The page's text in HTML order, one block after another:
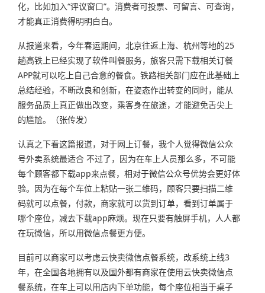
化，比如加入“评议窗口”。消费者可投票、可留言、可查询，
才能真正消费得明明白白。
从报道来看，今年春运期间，北京往返上海、杭州等地的25
趟高铁上已经实现了软件叫餐服务，旅客只需下载相关订餐
APP就可以吃上自己合意的餐食。铁路相关部门应在此基础上
总结经验，不断改良和创新，在姿态作出转变的同时，能从
服务品质上真正做出改变，乘客身在旅途，才能避免舌尖上
的尴尬。（张传发）
认真之下看这篇报道，对于网上订餐，我个人觉得微信公众
号外卖系统最适合 不过了，因为在车上人员那么多，不可能
每个顾客都下载app来点餐，相对于微信公众号优势会更好体
验。因为在每个车位上粘贴一张二维码，顾客只要扫描二维
码就可以点餐，付款，商家就可以货到订单，看到订单属于
哪个座位，减去下载app麻烦。现在只要有触屏手机，人人都
在玩微信，所以用微信点餐更方便。
目前可以商家可以考虑云快卖微信点餐系统，改系统上线3
年，在全国各地拥有以及国外都有商家在使用云快卖微信点
餐系统，在车上可以用店内下单功能，每个座位相当于桌子